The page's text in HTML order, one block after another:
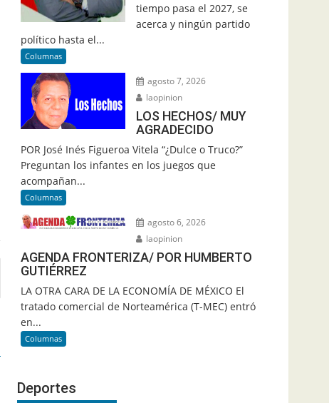
tiempo pasa el 2027, se
acerca y ningún partido
político hasta el...
Columnas
agosto 7, 2026
laopinion
LOS HECHOS/ MUY
AGRADECIDO
POR José Inés Figueroa Vitela “¿Dulce o Truco?”
Preguntan los infantes en los juegos que
acompañan...
Columnas
agosto 6, 2026
laopinion
AGENDA FRONTERIZA/ POR HUMBERTO
GUTIÉRREZ
LA OTRA CARA DE LA ECONOMÍA DE MÉXICO El
tratado comercial de Norteamérica (T-MEC) entró
en...
Columnas
Deportes